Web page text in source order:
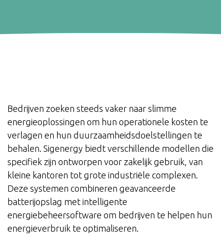
Bedrijven zoeken steeds vaker naar slimme
energieoplossingen om hun operationele kosten te
verlagen en hun duurzaamheidsdoelstellingen te
behalen. Sigenergy biedt verschillende modellen die
specifiek zijn ontworpen voor zakelijk gebruik, van
kleine kantoren tot grote industriële complexen.
Deze systemen combineren geavanceerde
batterijopslag met intelligente
energiebeheersoftware om bedrijven te helpen hun
energieverbruik te optimaliseren.